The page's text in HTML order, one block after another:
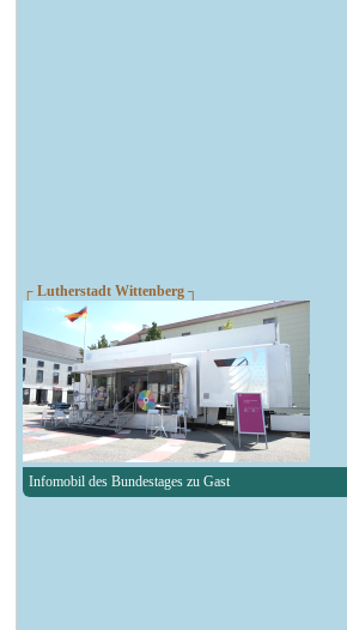
┌ Lutherstadt Wittenberg ┐
Infomobil des Bundestages zu Gast